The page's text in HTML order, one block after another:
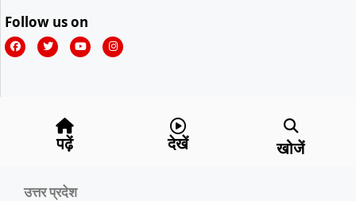
Follow us on
पढ़ें देखें खोजें
उत्तर प्रदेश